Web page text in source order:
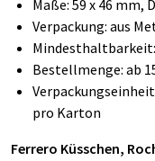
Maße: 59 x 46 mm,
Verpackung: aus
Bestellmenge: ab
pro Karton
Ferrero Küsschen,